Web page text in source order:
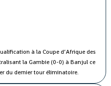
à la Coupe d’Afrique des
la Gambie (0-0) à Banjul ce
du dernier tour éliminatoire.